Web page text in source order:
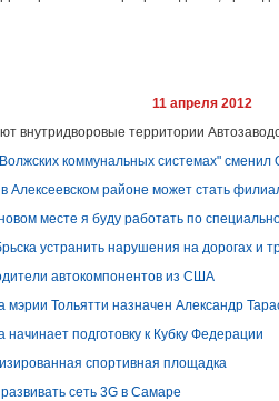
11 апреля 2012
внутридворовые территории
коммунальных системах" сменил
в Алексеевском районе может стать
месте я буду работать по
устранить нарушения на дорогах и
автокомпонентов из США
мэрии Тольятти назначен Александр
подготовку к Кубку Федерации
спортивная площадка
сеть 3G в Самаре